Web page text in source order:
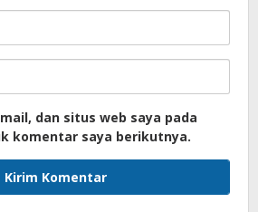
dan situs web saya pada
komentar saya berikutnya.